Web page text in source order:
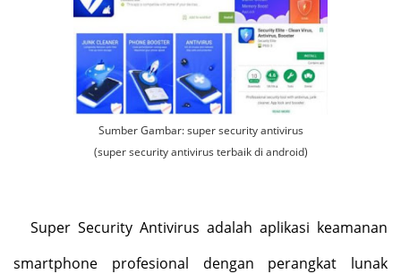
Sumber Gambar: super security antivirus
(super security antivirus terbaik di android)
Super Security Antivirus adalah aplikasi keamanan
smartphone profesional dengan perangkat lunak